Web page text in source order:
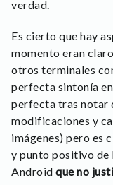
verdad.
Es cierto que hay
momento eran
otros terminales
perfecta sintonía
perfecta tras notar
modificaciones y
imágenes) pero es
y punto positivo de
Android que no